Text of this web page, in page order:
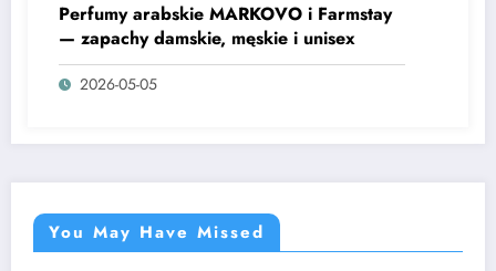
Perfumy arabskie MARKOVO i Farmstay
— zapachy damskie, męskie i unisex
2026-05-05
You May Have Missed